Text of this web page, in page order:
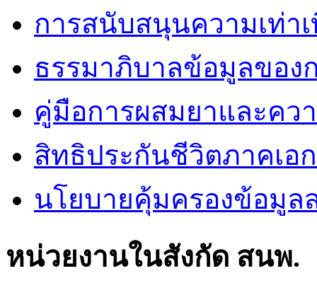
การสนับสนุนความเท่า
ธรรมาภิบาลข้อมูลของ
คู่มือการผสมยาและคว
สิทธิประกันชีวิตภาคเอ
นโยบายคุ้มครองข้อมูล
หน่วยงานในสังกัด สนพ.